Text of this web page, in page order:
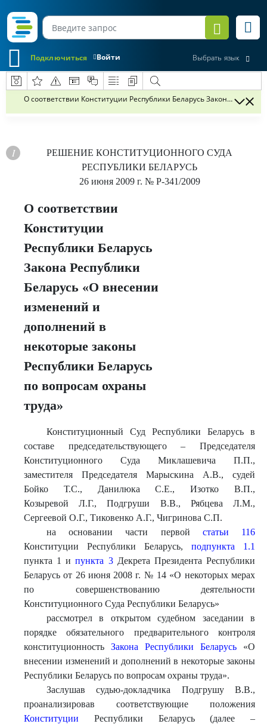
Войти
Подключиться Выбрать язык
О соответствии Конституции Республики Беларусь Закона
РЕШЕНИЕ КОНСТИТУЦИОННОГО СУДА
РЕСПУБЛИКИ БЕЛАРУСЬ
26 июня 2009 г. № Р-341/2009
О соответствии
Конституции
Республики Беларусь
Закона Республики
Беларусь «О внесении
изменений и
дополнений в
некоторые законы
Республики Беларусь
по вопросам охраны
труда»
Конституционный Суд Республики Беларусь в
составе председательствующего – Председателя
Конституционного Суда Миклашевича П.П.,
заместителя Председателя Марыскина А.В., судей
Бойко Т.С., Данилюка С.Е., Изотко В.П.,
Козыревой Л.Г., Подгруши В.В., Рябцева Л.М.,
Сергеевой О.Г., Тиковенко А.Г., Чигринова С.П.
на основании части первой статьи 116
Конституции Республики Беларусь, подпункта 1.1
пункта 1 ипункта 3Декрета Президента Республики
Беларусь от 26 июня 2008 г. № 14 «О некоторых мерах
по совершенствованию деятельности
Конституционного Суда Республики Беларусь»
рассмотрел в открытом судебном заседании в
порядке обязательного предварительного контроля
конституционность Закона Республики Беларусь «О
внесении изменений и дополнений в некоторые законы
Республики Беларусь по вопросам охраны труда».
Заслушав судью-докладчика Подгрушу В.В.,
проанализировав соответствующие положения
Конституции Республики Беларусь (далее –